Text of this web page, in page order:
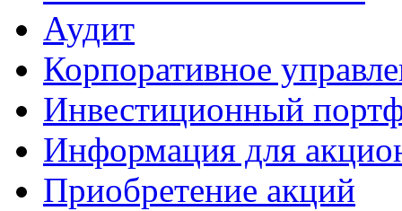
Аудит
Корпоративное
Инвестиционный
Информация для
Приобретение акций